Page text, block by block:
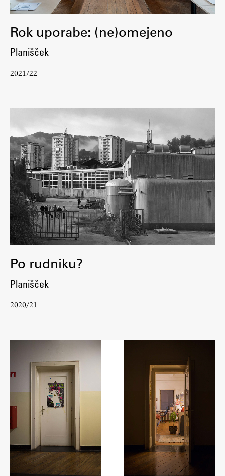
Rok uporabe: (ne)omejeno
Planišček
2021/22
Po rudniku?
Planišček
2020/21